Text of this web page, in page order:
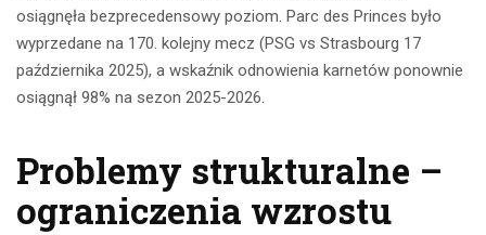
osiągnęła bezprecedensowy poziom. Parc des Princes było
wyprzedane na 170. kolejny mecz (PSG vs Strasbourg 17
października 2025), a wskaźnik odnowienia karnetów ponownie
osiągnął 98% na sezon 2025-2026.
Problemy strukturalne –
ograniczenia wzrostu